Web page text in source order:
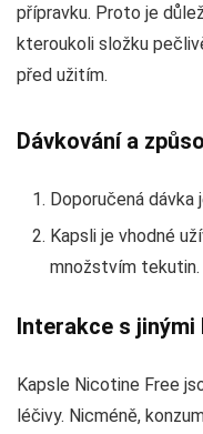
přípravku. Proto je
kteroukoli složku
před užitím.
Dávkování a
Doporučená dávka
Kapsli je vhodné
množstvím tekutin.
Interakce s jinými
Kapsle Nicotine Free
léčivy. Nicméně,